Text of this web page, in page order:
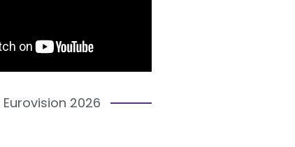
2026